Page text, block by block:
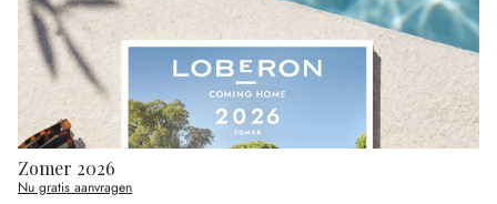
Zomer 2026
Nu gratis aanvragen